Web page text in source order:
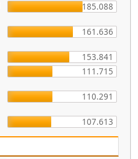
185.088
161.636
153.841
111.715
110.291
107.613